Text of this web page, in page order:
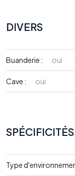
DIVERS
Buanderie : oui
Cave : oui
Type